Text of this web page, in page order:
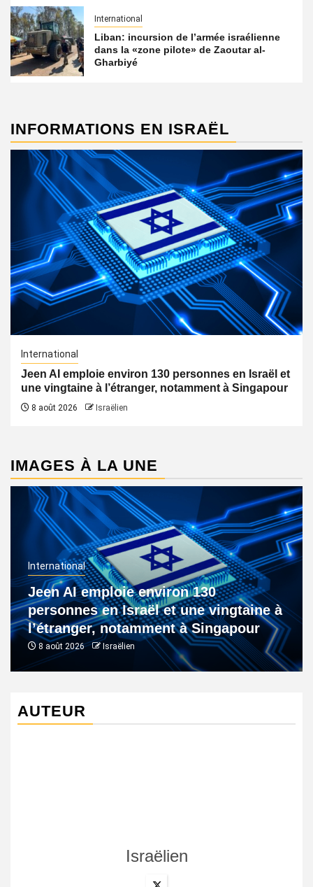
International
Liban: incursion de l’armée israélienne
dans la «zone pilote» de Zaoutar al-
Gharbiyé
INFORMATIONS EN ISRAËL
International
Jeen AI emploie environ 130 personnes en Israël et
une vingtaine à l’étranger, notamment à Singapour
8 août 2026 Israëlien
IMAGES À LA UNE
International
Jeen AI emploie environ 130
personnes en Israël et une vingtaine à
l’étranger, notamment à Singapour
8 août 2026 Israëlien
AUTEUR
Israëlien